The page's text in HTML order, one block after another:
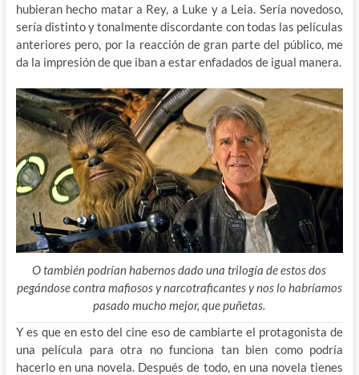
hubieran hecho matar a Rey, a Luke y a Leia. Sería novedoso,
sería distinto y tonalmente discordante con todas las películas
anteriores pero, por la reacción de gran parte del público, me
da la impresión de que iban a estar enfadados de igual manera.
O también podrían habernos dado una trilogía de estos dos
pegándose contra mafiosos y narcotraficantes y nos lo habríamos
pasado mucho mejor, que puñetas.
Y es que en esto del cine eso de cambiarte el protagonista de
una película para otra no funciona tan bien como podría
hacerlo en una novela. Después de todo, en una novela tienes